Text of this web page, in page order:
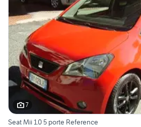
7
Seat Mii 1.0 5 porte Reference